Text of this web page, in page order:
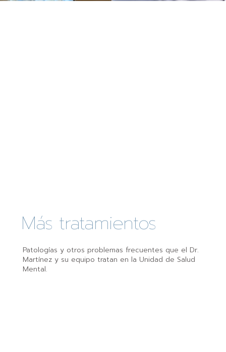
Más tratamientos
Patologías y otros problemas frecuentes que el Dr.
Martínez y su equipo tratan en la Unidad de Salud
Mental.